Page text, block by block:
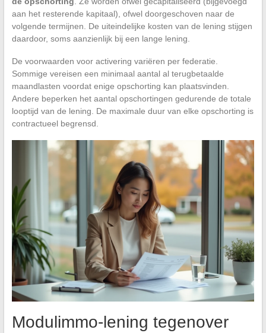
aan het resterende kapitaal), ofwel doorgeschoven naar de
volgende termijnen. De uiteindelijke kosten van de lening stijgen
daardoor, soms aanzienlijk bij een lange lening.
De voorwaarden voor activering variëren per federatie.
Sommige vereisen een minimaal aantal al terugbetaalde
maandlasten voordat enige opschorting kan plaatsvinden.
Andere beperken het aantal opschortingen gedurende de totale
looptijd van de lening. De maximale duur van elke opschorting is
contractueel begrensd.
Modulimmo-lening tegenover